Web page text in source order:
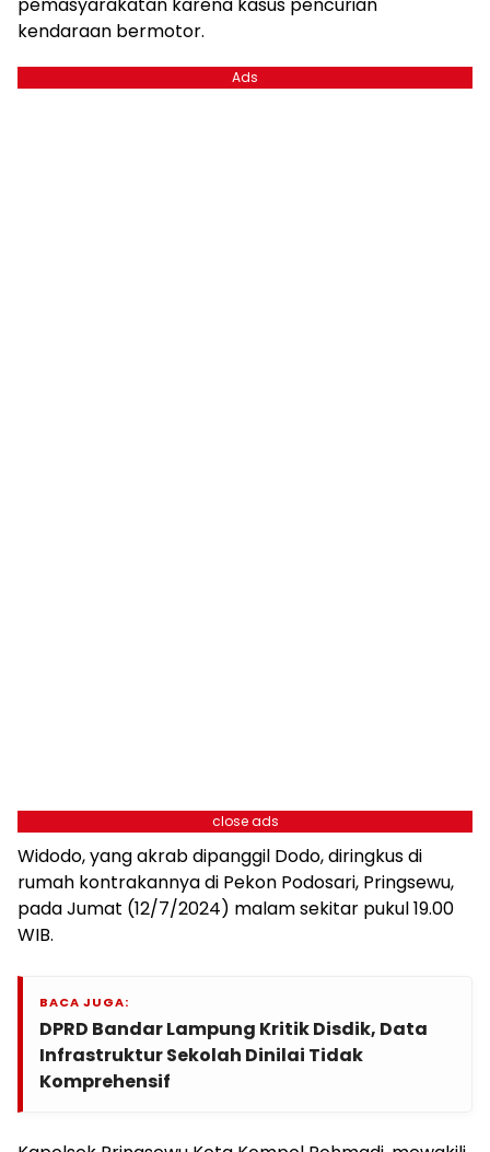
pemasyarakatan karena kasus pencurian
kendaraan bermotor.
Ads
close ads
Widodo, yang akrab dipanggil Dodo, diringkus di
rumah kontrakannya di Pekon Podosari, Pringsewu,
pada Jumat (12/7/2024) malam sekitar pukul 19.00
WIB.
BACA JUGA:
DPRD Bandar Lampung Kritik Disdik, Data
Infrastruktur Sekolah Dinilai Tidak
Komprehensif